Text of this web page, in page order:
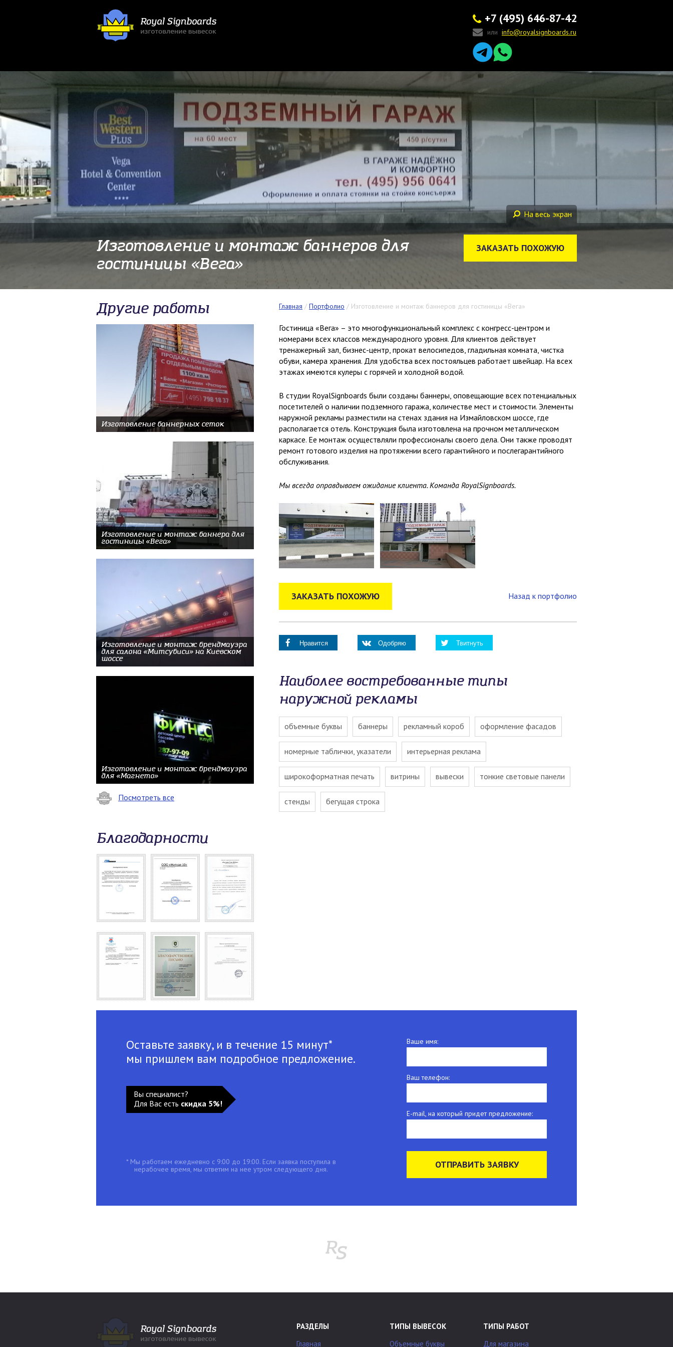
+7 (495) 646-87-42
или info@royalsignboards.ru
На весь экран
ЗАКАЗАТЬ ПОХОЖУЮ
Изготовление и монтаж баннеров для
гостиницы «Вега»
Главная / Портфолио / Изготовление и монтаж баннеров для гостиницы «Вега»
Гостиница «Вега» – это многофункциональный комплекс с конгресс-центром и
номерами всех классов международного уровня. Для клиентов действует
тренажерный зал, бизнес-центр, прокат велосипедов, гладильная комната, чистка
обуви, камера хранения. Для удобства всех постояльцев работает швейцар. На всех
этажах имеются кулеры с горячей и холодной водой.
В студии RoyalSignboards были созданы баннеры, оповещающие всех потенциальных
посетителей о наличии подземного гаража, количестве мест и стоимости. Элементы
наружной рекламы разместили на стенах здания на Измайловском шоссе, где
располагается отель. Конструкция была изготовлена на прочном металлическом
каркасе. Ее монтаж осуществляли профессионалы своего дела. Они также проводят
ремонт готового изделия на протяжении всего гарантийного и послегарантийного
обслуживания.
Мы всегда оправдываем ожидание клиента. Команда RoyalSignboards.
ЗАКАЗАТЬ ПОХОЖУЮ Назад к портфолио
Нравится Одобряю Твитнуть
Наиболее востребованные типы
наружной рекламы
объемные буквы баннеры рекламный короб оформление фасадов
номерные таблички, указатели интерьерная реклама
широкоформатная печать витрины вывески тонкие световые панели
стенды бегущая строка
Другие работы
Изготовление баннерных сеток
Изготовление и монтаж баннера для
гостиницы «Вега»
Изготовление и монтаж брендмауэра
для салона «Митсубиси» на Киевском
шоссе
Изготовление и монтаж брендмауэра
для «Магнето»
Посмотреть все
Благодарности
Ваше имя:
Ваш телефон:
E-mail, на который придет предложение:
ОТПРАВИТЬ ЗАЯВКУ
Оставьте заявку, и в течение 15 минут*
мы пришлем вам подробное предложение.
Вы специалист?
Для Вас есть скидка 5%!
* Мы работаем ежедневно с 9:00 до 19:00. Если заявка поступила в
нерабочее время, мы ответим на нее утром следующего дня.
РАЗДЕЛЫ
Главная
ТИПЫ ВЫВЕСОК
Объемные буквы
ТИПЫ РАБОТ
Для магазина